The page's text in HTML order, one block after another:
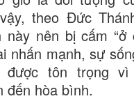
theo Đức
này nên bị cấm “ở
nhấn mạnh, sự
được tôn trọng
đến hòa bình.